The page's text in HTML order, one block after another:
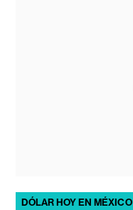
DÓLAR HOY EN MÉXICO